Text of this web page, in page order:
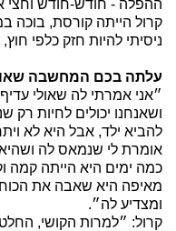
ההפלה - חודש-חודש וחצי
קרול הייתה קורסת, בוכה
ניסיתי להיות חזק כלפי
עלתה בכם המחשבה
״אני אמרתי לה שאולי
ושאנחנו יכולים לחיות רק
להביא ילד, אבל היא לא
אומרת לי שנמאס לה
כמה ימים היא הייתה קמה
מאיפה היא שאבה את
ומצדיע לה״.
קרול: ״למרות הקושי,